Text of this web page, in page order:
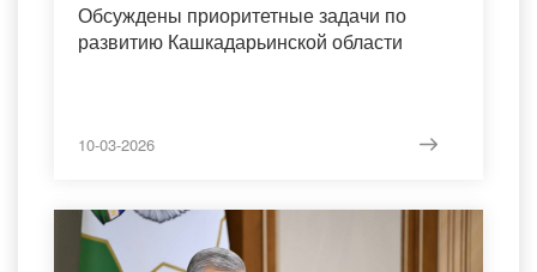
Обсуждены приоритетные задачи по
развитию Кашкадарьинской области
10-03-2026